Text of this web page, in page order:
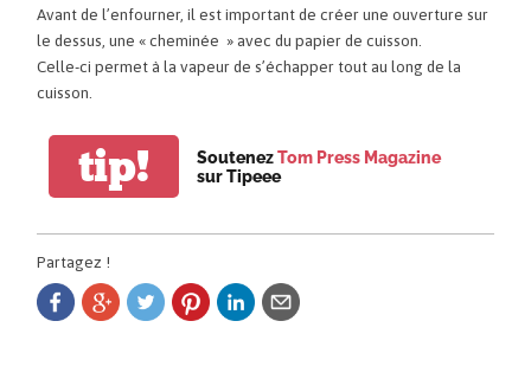
Avant de l’enfourner, il est important de créer une ouverture sur
le dessus, une « cheminée » avec du papier de cuisson.
Celle-ci permet à la vapeur de s’échapper tout au long de la
cuisson.
tip! SoutenezTom Press Magazine
sur Tipeee
Partagez !